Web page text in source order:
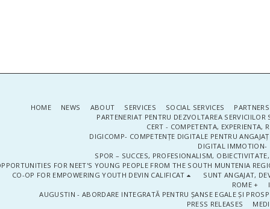
HOME NEWS ABOUT SERVICES SOCIAL SERVICES
PARTENERIAT PENTRU DEZVOLTAREA SERVICIILOR
CERT - COMPETENTA, EXPERIENTA,
DIGICOMP- COMPETENȚE DIGITALE PENTRU
DIGITAL IMMOTION-
SPOR – SUCCES, PROFESIONALISM,
FOR NEET'S YOUNG PEOPLE FROM THE SOUTH MUNTENIA
CO-OP FOR EMPOWERING YOUTH DEVIN CALIFICAT
SUNT ANGAJAT,
ROME +
AUGUSTIN - ABORDARE INTEGRATĂ PENTRU ȘANSE EGALE ȘI
PRESS RELEASES